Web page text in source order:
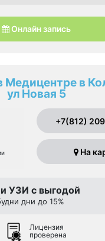
Онлайн запись
Медицентре в
ул Новая 5
+7(812)
На
и УЗИ с выгодой
дни до 15%
Лицензия
проверена